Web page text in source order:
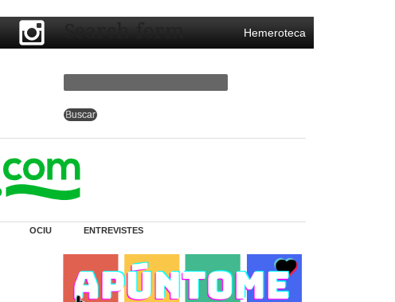
Hemeroteca
Search form
OCIU ENTREVISTES